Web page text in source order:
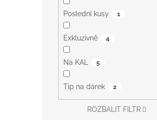
Poslední kusy 1
Exkluzivně 4
Na KAL 5
Tip na dárek 2
ROZBALIT FILTR